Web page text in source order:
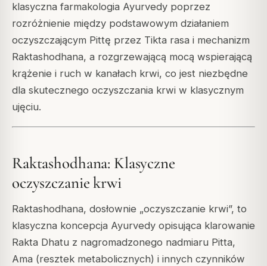
klasyczna farmakologia Ayurvedy poprzez
rozróżnienie między podstawowym działaniem
oczyszczającym Pittę przez Tikta rasa i mechanizm
Raktashodhana, a rozgrzewającą mocą wspierającą
krążenie i ruch w kanałach krwi, co jest niezbędne
dla skutecznego oczyszczania krwi w klasycznym
ujęciu.
Raktashodhana: Klasyczne
oczyszczanie krwi
Raktashodhana, dosłownie „oczyszczanie krwi”, to
klasyczna koncepcja Ayurvedy opisująca klarowanie
Rakta Dhatu z nagromadzonego nadmiaru Pitta,
Ama (resztek metabolicznych) i innych czynników